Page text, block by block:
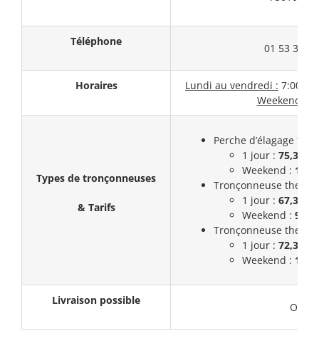
Téléphone
01 53 38
Horaires Lundi au vendredi : 7:00 –
Weekend :
Types de tronçonneuses
& Tarifs
Perche d’élagage
1 jour : 75,3€
Weekend :
Tronçonneuse
1 jour : 67,3€
Weekend :
Tronçonneuse
1 jour : 72,3€
Weekend :
Livraison possible
Oui